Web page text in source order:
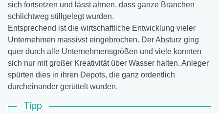
sich fortsetzen und lässt ahnen, dass ganze Branchen
schlichtweg stillgelegt wurden.
Entsprechend ist die wirtschaftliche Entwicklung vieler
Unternehmen massivst eingebrochen. Der Absturz ging
quer durch alle Unternehmensgrößen und viele konnten
sich nur mit großer Kreativität über Wasser halten. Anleger
spürten dies in ihren Depots, die ganz ordentlich
durcheinander gerüttelt wurden.
Tipp